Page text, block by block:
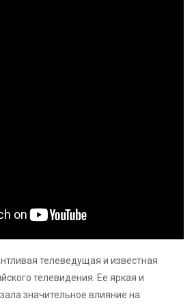
телеведущая и известная
телевидения. Ее яркая и
значительное влияние на